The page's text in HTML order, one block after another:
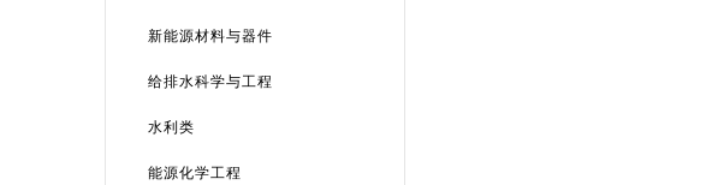
新能源材料与器件
给排水科学与工程
水利类
能源化学工程